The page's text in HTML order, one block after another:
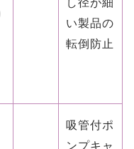
し径が細
い製品の
転倒防止
吸管付ポ
ンプキャ